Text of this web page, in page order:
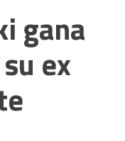
gana
ex